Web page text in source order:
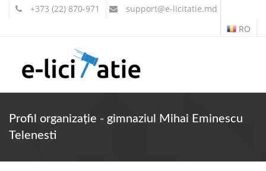
+373 (22) 870-971 support@e-licitatie.md
RO
Profil organizație - gimnaziul Mihai Eminescu
Telenesti